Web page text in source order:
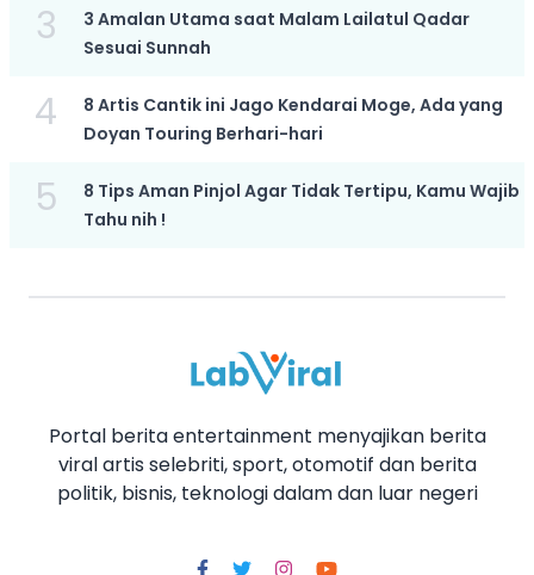
3
3 Amalan Utama saat Malam Lailatul Qadar
Sesuai Sunnah
4
8 Artis Cantik ini Jago Kendarai Moge, Ada yang
Doyan Touring Berhari-hari
5
8 Tips Aman Pinjol Agar Tidak Tertipu, Kamu Wajib
Tahu nih !
Portal berita entertainment menyajikan berita
viral artis selebriti, sport, otomotif dan berita
politik, bisnis, teknologi dalam dan luar negeri